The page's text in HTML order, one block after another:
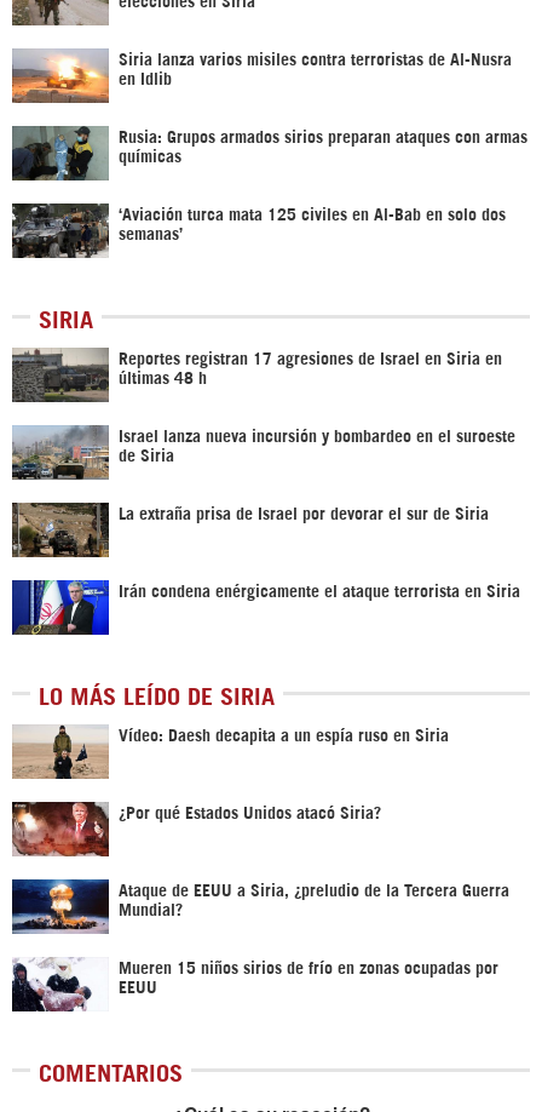
Siria lanza varios misiles contra terroristas de Al-Nusra
en Idlib
Rusia: Grupos armados sirios preparan ataques con armas
químicas
‘Aviación turca mata 125 civiles en Al-Bab en solo dos
semanas’
SIRIA
Reportes registran 17 agresiones de Israel en Siria en
últimas 48 h
Israel lanza nueva incursión y bombardeo en el suroeste
de Siria
La extraña prisa de Israel por devorar el sur de Siria
Irán condena enérgicamente el ataque terrorista en Siria
LO MÁS LEÍDO DE SIRIA
Vídeo: Daesh decapita a un espía ruso en Siria
¿Por qué Estados Unidos atacó Siria?
Ataque de EEUU a Siria, ¿preludio de la Tercera Guerra
Mundial?
Mueren 15 niños sirios de frío en zonas ocupadas por
EEUU
COMENTARIOS